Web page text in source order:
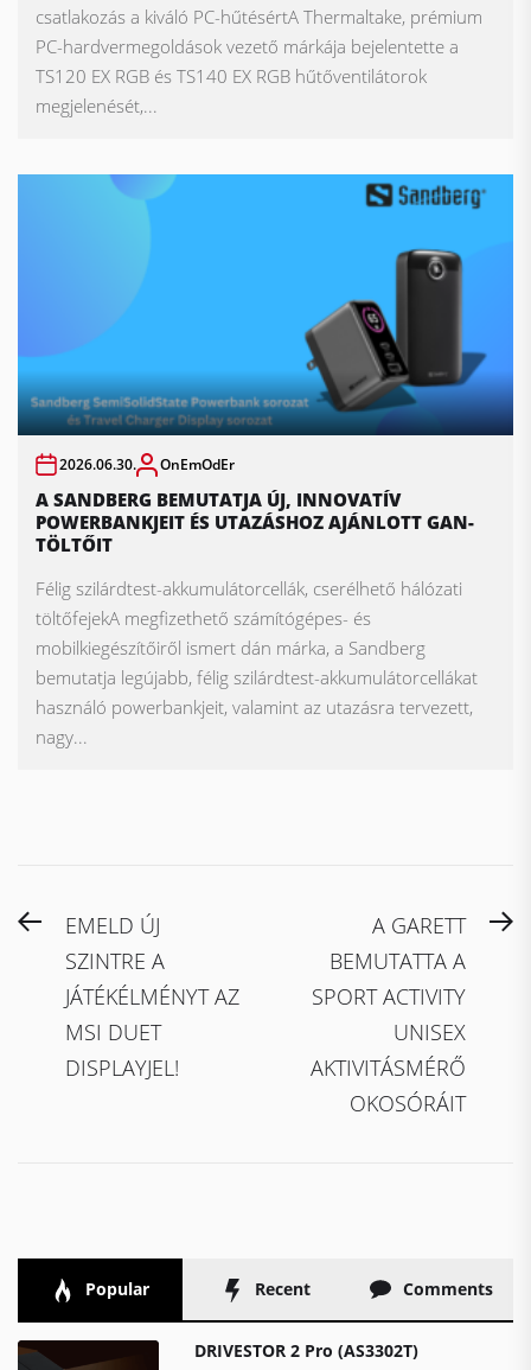
csatlakozás a kiváló PC-hűtésértA Thermaltake, prémium
PC-hardvermegoldások vezető márkája bejelentette a
TS120 EX RGB és TS140 EX RGB hűtőventilátorok
megjelenését,...
2026.06.30. OnEmOdEr
A SANDBERG BEMUTATJA ÚJ, INNOVATÍV
POWERBANKJEIT ÉS UTAZÁSHOZ AJÁNLOTT GAN-
TÖLTŐIT
Félig szilárdtest-akkumulátorcellák, cserélhető hálózati
töltőfejekA megfizethető számítógépes- és
mobilkiegészítőiről ismert dán márka, a Sandberg
bemutatja legújabb, félig szilárdtest-akkumulátorcellákat
használó powerbankjeit, valamint az utazásra tervezett,
nagy...
Bejegyzés
navigáció
PreviousEMELD ÚJ
SZINTRE A
JÁTÉKÉLMÉNYT AZ
MSI DUET
DISPLAYJEL!
A GARETT
BEMUTATTA A
SPORT ACTIVITY
UNISEX
AKTIVITÁSMÉRŐ
OKOSÓRÁIT
Popular Recent Comments
DRIVESTOR 2 Pro (AS3302T)